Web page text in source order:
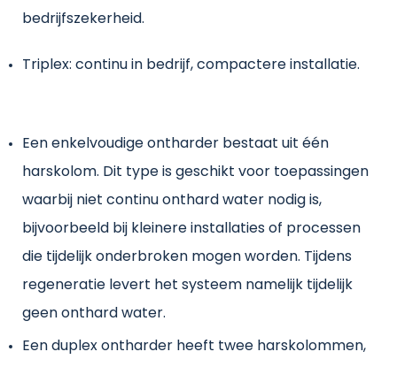
bedrijfszekerheid.
Triplex: continu in bedrijf, compactere installatie.
Een enkelvoudige ontharder bestaat uit één
harskolom. Dit type is geschikt voor toepassingen
waarbij niet continu onthard water nodig is,
bijvoorbeeld bij kleinere installaties of processen
die tijdelijk onderbroken mogen worden. Tijdens
regeneratie levert het systeem namelijk tijdelijk
geen onthard water.
Een duplex ontharder heeft twee harskolommen,